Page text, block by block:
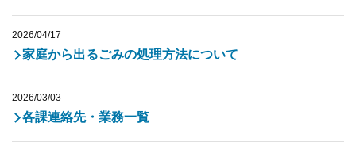
家庭から出るごみの処理方法について
2026/04/17
各課連絡先・業務一覧
2026/03/03